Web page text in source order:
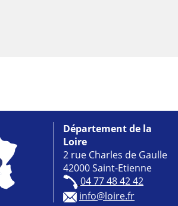
Département de la
Loire
2 rue Charles de Gaulle
42000 Saint-Etienne
04 77 48 42 42
info@loire.fr